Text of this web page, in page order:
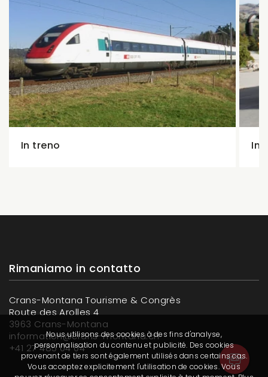
In treno In
Rimaniamo in contatto
Crans-Montana Tourisme & Congrès
Route des Arolles 4
3963 Crans-Montana
information@crans-montana.ch
+41 27 485 04 04
Nous utilisons des cookies à des fins d'analyse,
personnalisation du contenu et publicité. Des cookies
provenant de tiers sont également utilisés dans certains cas.
Vous acceptez explicitement l'utilisation de cookies. Vous